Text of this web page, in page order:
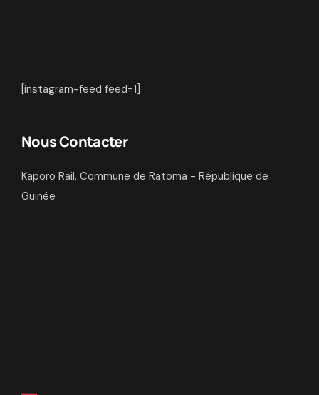
[instagram-feed feed=1]
Nous Contacter
Kaporo Rail, Commune de Ratoma - République de
Guinée